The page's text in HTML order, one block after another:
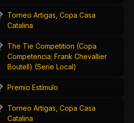
Torneo Artigas, Copa Casa
Catalina
The Tie Competition (Copa
Competencia; Frank Chevallier
Boutell) (Serie Local)
Premio Estímulo
Torneo Artigas, Copa Casa
Catalina